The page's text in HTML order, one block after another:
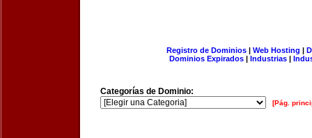
Registro de Dominios| Web Hosting |
Dominios Expirados | Industrias |
Categorías de Dominio:
[Pág.